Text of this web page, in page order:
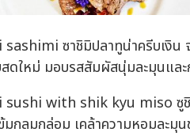
ซาชิมิปลาทูน่าครีบเงิน
ดใหม่ มอบรสสัมผัสนุ่มละมุนแล
with shik kyu miso ซูชิป
มกลมกล่อม เคล้าความหอมละ